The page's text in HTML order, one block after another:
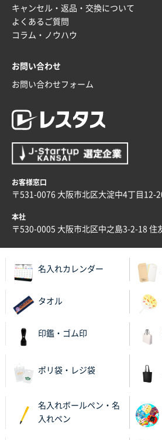
埼玉県G社様
ラミネート紙袋 規格L4サイズ
2025年12月04日 17:34
兵庫県のお客様
2025年12月02日 23:00
ロゴが入れられること
大阪府E社様
2025年11月28日 15:13
他部署のスタッフからの指示
兵庫県S社様
以前発注しているので、データ
2025年11月25日 16:41
前回同様、安心できるから
uni ジェットストリーム 05
2025年11月21日 16:39
何度か注文していて、満足して
キャンセル・返品・交換について
よくあるご質問
コラム・ノウハウ
お問い合わせ
お問い合わせフォーム
お客様窓口
〒531-0076 大阪市北区大淀中4丁目12-
本社
〒530-0005 大阪市北区中之島3-2-18 住
名入れカレンダー
タオル
印鑑・ゴム印
ポリ袋・レジ袋
名入れボールペン・名
入れペン